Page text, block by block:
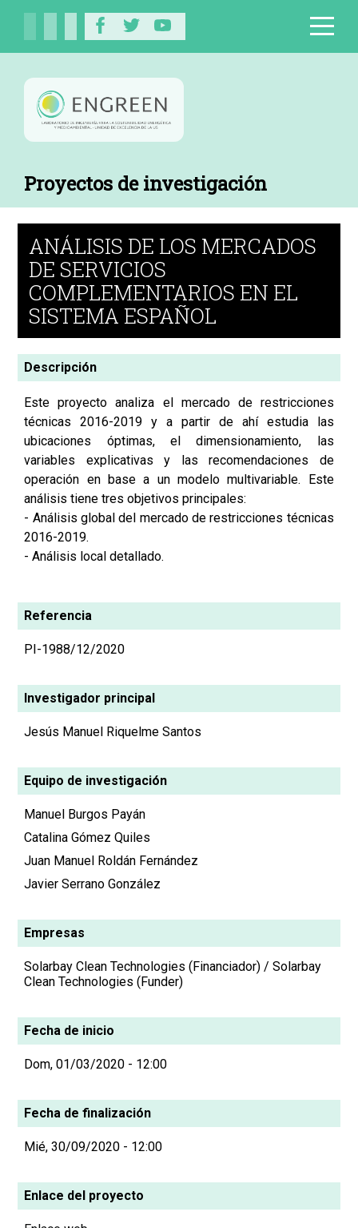
Proyectos de investigación
ANÁLISIS DE LOS MERCADOS
DE SERVICIOS
COMPLEMENTARIOS EN EL
SISTEMA ESPAÑOL
Descripción
Este proyecto analiza el mercado de restricciones
técnicas 2016-2019 y a partir de ahí estudia las
ubicaciones óptimas, el dimensionamiento, las
variables explicativas y las recomendaciones de
operación en base a un modelo multivariable. Este
análisis tiene tres objetivos principales:
- Análisis global del mercado de restricciones técnicas
2016-2019.
- Análisis local detallado.
Referencia
PI-1988/12/2020
Investigador principal
Jesús Manuel Riquelme Santos
Equipo de investigación
Manuel Burgos Payán
Catalina Gómez Quiles
Juan Manuel Roldán Fernández
Javier Serrano González
Empresas
Solarbay Clean Technologies (Financiador) / Solarbay
Clean Technologies (Funder)
Fecha de inicio
Dom, 01/03/2020 - 12:00
Fecha de finalización
Mié, 30/09/2020 - 12:00
Enlace del proyecto